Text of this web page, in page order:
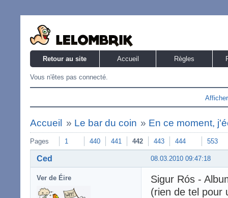
Retour au site Accueil Règles
Vous n'êtes pas connecté.
Accueil » Le bar du coin » En ce moment,
Pages 1 440 441 442 443 444 553
08.03.2010 09:47:18
Ced
Ver de Éire
Sigur Rós -
(rien de tel pour